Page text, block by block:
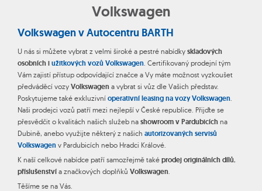
Volkswagen
Volkswagen v Autocentru BARTH
U nás si můžete vybrat z velmi široké a pestré nabídky skladových
osobních iužitkových vozů Volkswagen . Certifikovaný prodejní tým
Vám zajistí přístup odpovídající značce a Vy máte možnost vyzkoušet
předváděcí vozy Volkswagen a vybrat si vůz dle Vašich představ.
Poskytujeme také exkluzivní operativní leasing na vozy Volkswagen
Naši prodejci vozů patří mezi nejlepší v České republice. Přijďte se
přesvědčit o kvalitách našich služeb na showroom v Pardubicích na
Dubině, anebo využijte některý z našich autorizovaných servisů
Volkswagen v Pardubicích nebo Hradci Králové.
K naší celkové nabídce patří samozřejmě také prodej originálních dílů,
příslušenství a značkových doplňků Volkswagen
Těšíme se na Vás.